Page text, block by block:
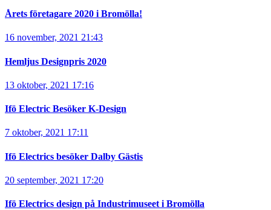
Årets företagare 2020 i Bromölla!
16 november, 2021 21:43
Hemljus Designpris 2020
13 oktober, 2021 17:16
Ifö Electric Besöker K-Design
7 oktober, 2021 17:11
Ifö Electrics besöker Dalby Gästis
20 september, 2021 17:20
Ifö Electrics design på Industrimuseet i Bromölla